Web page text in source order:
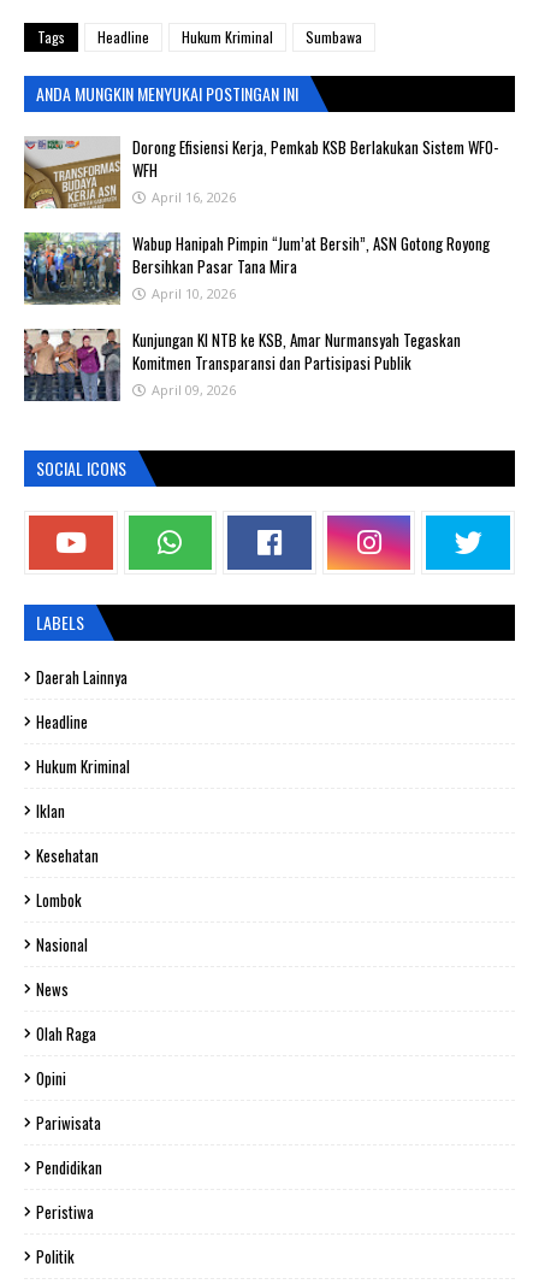
Tags Headline Hukum Kriminal Sumbawa
ANDA MUNGKIN MENYUKAI POSTINGAN INI
‎Dorong Efisiensi Kerja, Pemkab KSB Berlakukan Sistem WFO-
WFH ‎
April 16, 2026
Wabup Hanipah Pimpin “Jum’at Bersih”, ASN Gotong Royong
Bersihkan Pasar Tana Mira
April 10, 2026
Kunjungan KI NTB ke KSB, Amar Nurmansyah Tegaskan
Komitmen Transparansi dan Partisipasi Publik
April 09, 2026
SOCIAL ICONS
LABELS
Daerah Lainnya
Headline
Hukum Kriminal
Iklan
Kesehatan
Lombok
Nasional
News
Olah Raga
Opini
Pariwisata
Pendidikan
Peristiwa
Politik